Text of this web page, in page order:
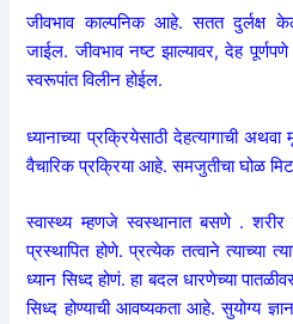
जीवभाव काल्पनिक आहे. सतत दुर्लक्ष
जाईल. जीवभाव नष्ट झाल्यावर, देह
स्वरूपांत विलीन होईल.
ध्यानाच्या प्रक्रियेसाठी देहत्यागाची
वैचारिक प्रक्रिया आहे. समजुतीचा घोळ
स्वास्थ्य म्हणजे स्वस्थानात बसणे . शरीर
प्रस्थापित होणे. प्रत्येक तत्वाने त्याच्या
ध्यान सिध्द होणं. हा बदल धारणेच्या
सिध्द होण्याची आवष्यकता आहे. सुयोग्य